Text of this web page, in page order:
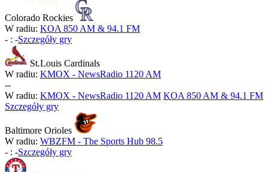
Colorado Rockies
W radiu: KOA 850 AM & 94.1 FM
- : -Szczegóły gry
St.Louis Cardinals
W radiu: KMOX - NewsRadio 1120 AM
--
W radiu: KMOX - NewsRadio 1120 AM KOA 850 AM & 94.1 FM
Szczegóły gry
Baltimore Orioles
W radiu: WBZFM - The Sports Hub 98.5
- : -Szczegóły gry